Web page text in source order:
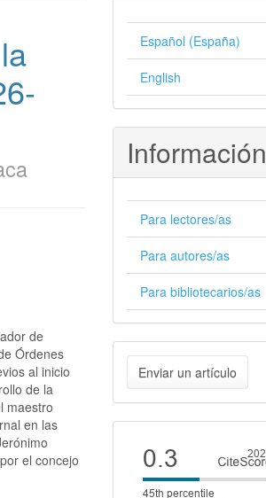
de
Órdenes
al inicio
de la
maestro
en las
el concejo
Español (España)
English
Información
Para lectores/as
Para autores/as
Para bibliotecarios/as
Enviar
un
artículo
Enviar un artículo
Cite
score